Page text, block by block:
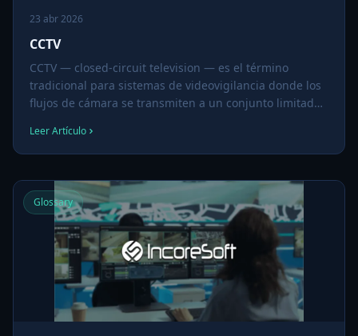
23 abr 2026
CCTV
CCTV — closed-circuit television — es el término
tradicional para sistemas de videovigilancia donde los
flujos de cámara se transmiten a un conjunto limitado
públicamente. El CCTV moderno ha evolucionado de
sistemas analógicos de cable coaxial a despliegues IP
intersección de seguridad, analítica operacional e IA.
Leer Artículo
Glossary